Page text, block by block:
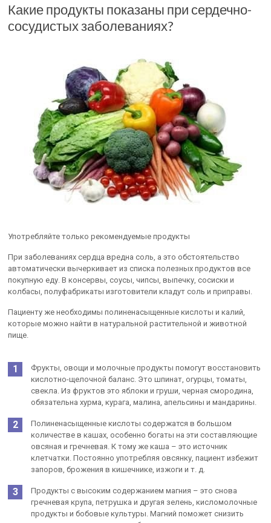
Какие продукты показаны при сердечно-
сосудистых заболеваниях?
Употребляйте только рекомендуемые продукты
При заболеваниях сердца вредна соль, а это обстоятельство
автоматически вычеркивает из списка полезных продуктов все
покупную еду. В консервы, соусы, чипсы, выпечку, сосиски и
колбасы, полуфабрикаты изготовители кладут соль и приправы.
Пациенту же необходимы полиненасыщенные кислоты и калий,
которые можно найти в натуральной растительной и животной
пище.
Фрукты, овощи и молочные продукты помогут восстановить
кислотно-щелочной баланс. Это шпинат, огурцы, томаты,
свекла. Из фруктов это яблоки и груши, черная смородина,
обязательна хурма, курага, малина, апельсины и мандарины.
Полиненасыщенные кислоты содержатся в большом
количестве в кашах, особенно богаты на эти составляющие
овсяная и гречневая. К тому же каша – это источник
клетчатки. Постоянно употребляя овсянку, пациент избежит
запоров, брожения в кишечнике, изжоги и т. д.
Продукты с высоким содержанием магния – это снова
гречневая крупа, петрушка и другая зелень, кисломолочные
продукты и бобовые культуры. Магний поможет снизить